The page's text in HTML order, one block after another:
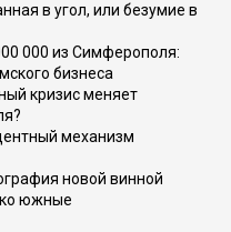
в угол, или безумие в
000 из Симферополя:
бизнеса
кризис меняет
механизм
новой винной
южные